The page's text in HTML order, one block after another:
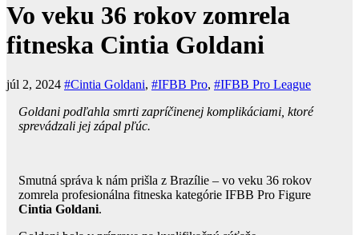
Vo veku 36 rokov zomrela
fitneska Cintia Goldani
júl 2, 2024 #Cintia Goldani, #IFBB Pro, #IFBB Pro League
Goldani podľahla smrti zapríčinenej komplikáciami, ktoré
sprevádzali jej zápal pľúc.
Smutná správa k nám prišla z Brazílie – vo veku 36 rokov
zomrela profesionálna fitneska kategórie IFBB Pro Figure
Cintia Goldani.